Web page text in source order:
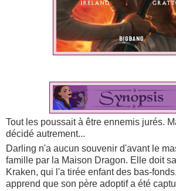
Tout les poussait à être ennemis jurés.
décidé autrement...
Darling n'a aucun souvenir d'avant le
famille par la Maison Dragon. Elle doit
Kraken, qui l'a tirée enfant des bas-
apprend que son père adoptif a été